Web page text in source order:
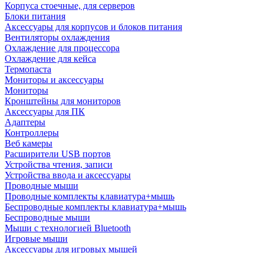
Корпуса стоечные, для серверов
Блоки питания
Аксессуары для корпусов и блоков питания
Вентиляторы охлаждения
Охлаждение для процессора
Охлаждение для кейса
Термопаста
Мониторы и аксессуары
Мониторы
Кронштейны для мониторов
Аксессуары для ПК
Адаптеры
Контроллеры
Веб камеры
Расширители USB портов
Устройства чтения, записи
Устройства ввода и аксессуары
Проводные мыши
Проводные комплекты клавиатура+мышь
Беспроводные комплекты клавиатура+мышь
Беспроводные мыши
Мыши с технологией Bluetooth
Игровые мыши
Аксессуары для игровых мышей